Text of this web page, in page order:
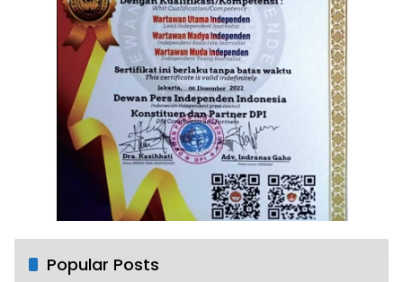
Popular Posts